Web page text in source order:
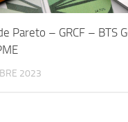
Pareto – GRCF – BTS
2023